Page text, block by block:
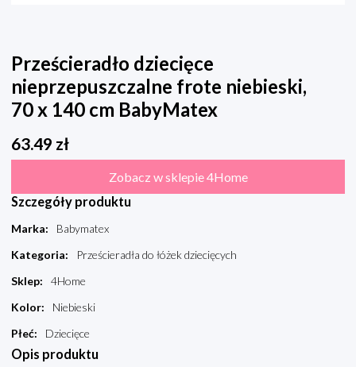
Prześcieradło dziecięce
nieprzepuszczalne frote niebieski,
70 x 140 cm BabyMatex
63.49 zł
Zobacz w sklepie 4Home
Szczegóły produktu
Marka:
Babymatex
Kategoria:
Prześcieradła do łóżek dziecięcych
Sklep:
4Home
Kolor:
Niebieski
Płeć: Dziecięce
Opis produktu